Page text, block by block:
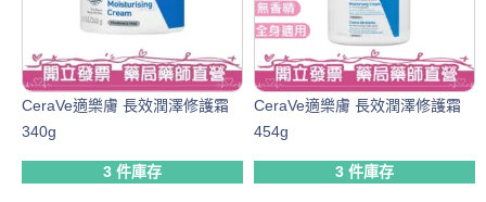
CeraVe適樂膚 長效潤澤修護霜
340g
3 件庫存
CeraVe適樂膚 長效潤澤修護霜
454g
3 件庫存